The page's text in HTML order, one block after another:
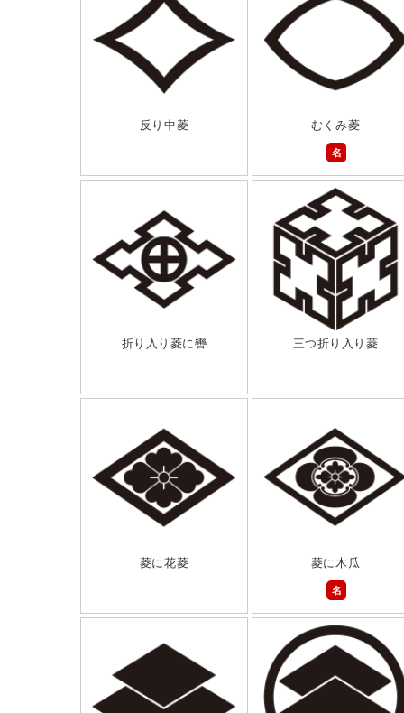
反り中菱
むくみ菱
名
折り入り菱に轡 三つ折り入り菱
菱に花菱
菱に木瓜
名